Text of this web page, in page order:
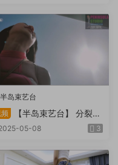
半岛束艺台
【半岛束艺台】 分裂的
：捆绑检阅式，车顶冷风
过路车辆..
05-08 3